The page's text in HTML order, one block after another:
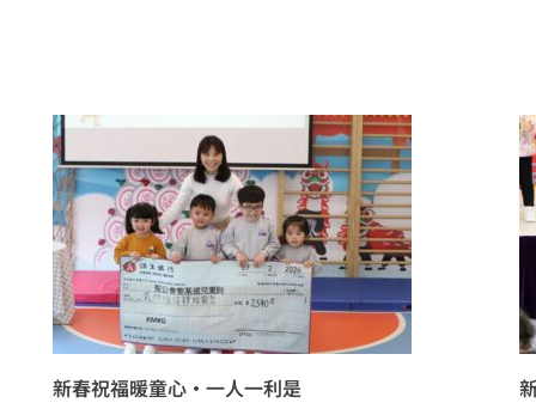
新春祝福暖童心·一人一利是